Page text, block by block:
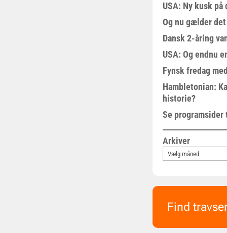
USA: Ny kusk på
Og nu gælder
Dansk 2-åring
USA: Og endnu
Fynsk fredag
Hambletonian:
historie?
Se
Arkiver
Find